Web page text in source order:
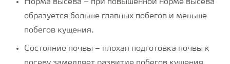
Норма высева – при повышенной норме высева
образуется больше главных побегов и меньше
побегов кущения.
Состояние почвы – плохая подготовка почвы к